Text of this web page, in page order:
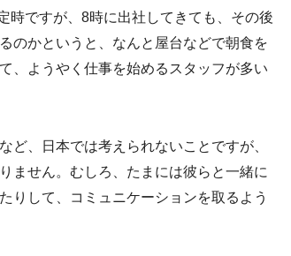
時ですが、8時に出社してきても、その後
のかというと、なんと屋台などで朝食を
、ようやく仕事を始めるスタッフが多い
ど、日本では考えられないことですが、
ません。むしろ、たまには彼らと一緒に
りして、コミュニケーションを取るよう